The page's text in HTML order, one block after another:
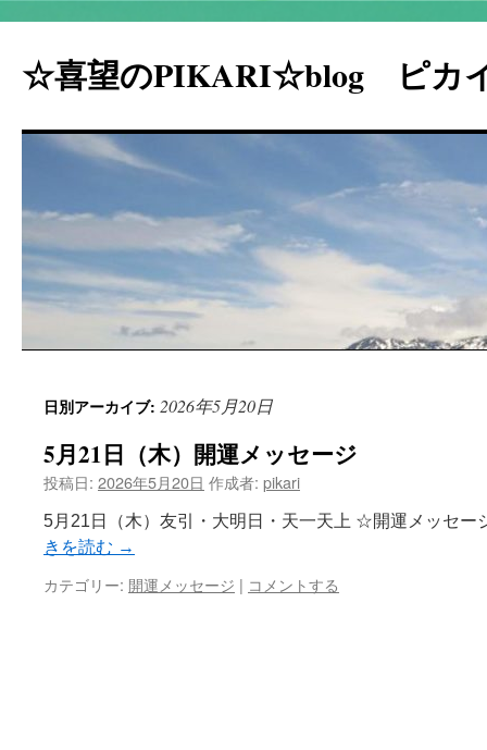
☆喜望のPIKARI☆blog ピ
ン
テ
ン
日別アーカイブ: 2026年5月20日
5月21日（木）開運メッセージ
投稿日: 2026年5月20日 作成者: pikari
5月21日（木）友引・大明日・天一天上 ☆開運メッセ
きを読む →
カテゴリー: 開運メッセージ | コメントする